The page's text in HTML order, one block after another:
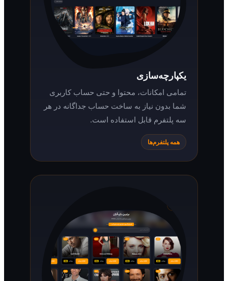
یکپارچه‌سازی
تمامی امکانات، محتوا و حتی حساب کاربری
شما بدون نیاز به ساخت حساب جداگانه در هر
سه پلتفرم قابل استفاده است.
همه پلتفرم‌ها